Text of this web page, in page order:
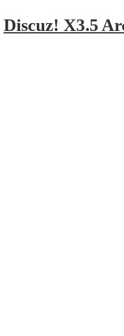
Discuz! X3.5